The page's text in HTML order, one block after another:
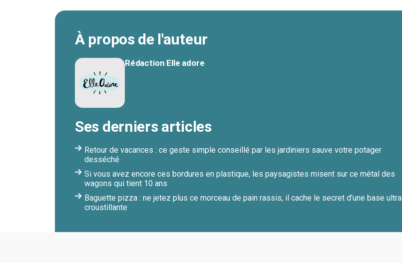
À propos de l'auteur
Rédaction Elle adore
Ses derniers articles
Retour de vacances : ce geste simple conseillé par les jardiniers sauve votre potager
desséché
Si vous avez encore ces bordures en plastique, les paysagistes misent sur ce métal des
wagons qui tient 10 ans
Baguette pizza : ne jetez plus ce morceau de pain rassis, il cache le secret d'une base ultra
croustillante